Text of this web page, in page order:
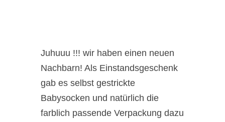
Juhuuu !!! wir haben einen neuen
Nachbarn! Als Einstandsgeschenk
gab es selbst gestrickte
Babysocken und natürlich die
farblich passende Verpackung dazu